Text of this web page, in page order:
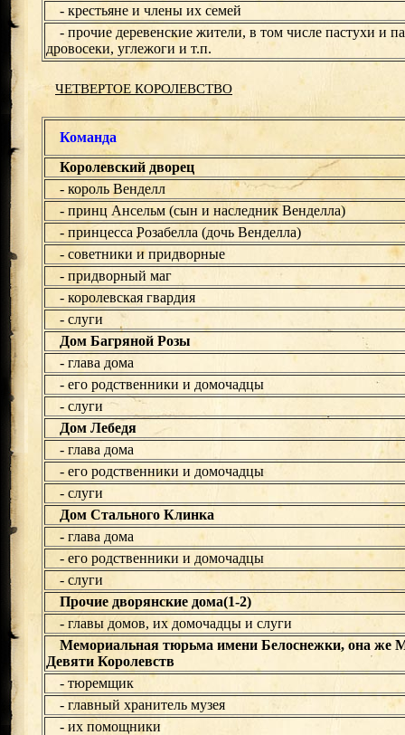
- крестьяне и члены их семей
- прочие деревенские жители, в том числе пастухи и
дровосеки, углежоги и т.п.
ЧЕТВЕРТОЕ КОРОЛЕВСТВО
Команда
Королевский дворец
- король Венделл
- принц Ансельм (сын и наследник Венделла)
- принцесса Розабелла (дочь Венделла)
- советники и придворные
- придворный маг
- королевская гвардия
- слуги
Дом Багряной Розы
- глава дома
- его родственники и домочадцы
- слуги
Дом Лебедя
- глава дома
- его родственники и домочадцы
- слуги
Дом Стального Клинка
- глава дома
- его родственники и домочадцы
- слуги
Прочие дворянские дома(1-2)
- главы домов, их домочадцы и слуги
Мемориальная тюрьма имени Белоснежки, она же
Девяти Королевств
- тюремщик
- главный хранитель музея
- их помощники